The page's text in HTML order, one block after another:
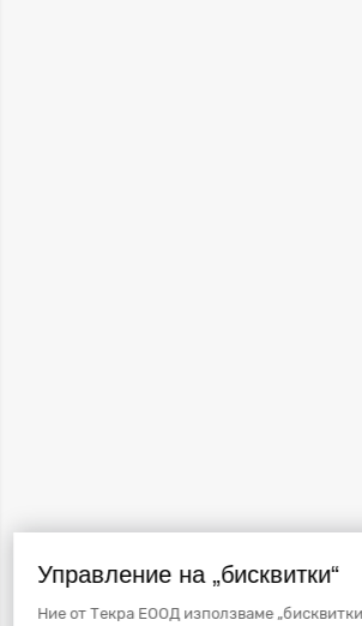
Управление на „бисквитки“
Ние от Текра ЕООД използваме